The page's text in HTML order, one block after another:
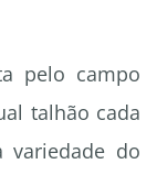
pelo campo
talhão cada
do